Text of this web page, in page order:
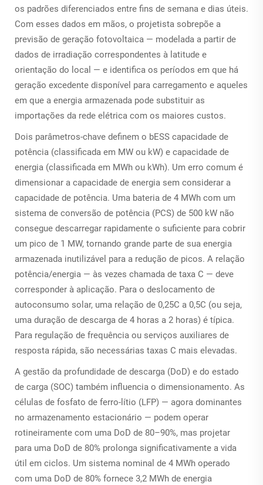
os padrões diferenciados entre fins de semana e dias úteis.
Com esses dados em mãos, o projetista sobrepõe a
previsão de geração fotovoltaica — modelada a partir de
dados de irradiação correspondentes à latitude e
orientação do local — e identifica os períodos em que há
geração excedente disponível para carregamento e aqueles
em que a energia armazenada pode substituir as
importações da rede elétrica com os maiores custos.
Dois parâmetros-chave definem o bESS capacidade de
potência (classificada em MW ou kW) e capacidade de
energia (classificada em MWh ou kWh). Um erro comum é
dimensionar a capacidade de energia sem considerar a
capacidade de potência. Uma bateria de 4 MWh com um
sistema de conversão de potência (PCS) de 500 kW não
consegue descarregar rapidamente o suficiente para cobrir
um pico de 1 MW, tornando grande parte de sua energia
armazenada inutilizável para a redução de picos. A relação
potência/energia — às vezes chamada de taxa C — deve
corresponder à aplicação. Para o deslocamento de
autoconsumo solar, uma relação de 0,25C a 0,5C (ou seja,
uma duração de descarga de 4 horas a 2 horas) é típica.
Para regulação de frequência ou serviços auxiliares de
resposta rápida, são necessárias taxas C mais elevadas.
A gestão da profundidade de descarga (DoD) e do estado
de carga (SOC) também influencia o dimensionamento. As
células de fosfato de ferro-lítio (LFP) — agora dominantes
no armazenamento estacionário — podem operar
rotineiramente com uma DoD de 80–90%, mas projetar
para uma DoD de 80% prolonga significativamente a vida
útil em ciclos. Um sistema nominal de 4 MWh operado
com uma DoD de 80% fornece 3,2 MWh de energia